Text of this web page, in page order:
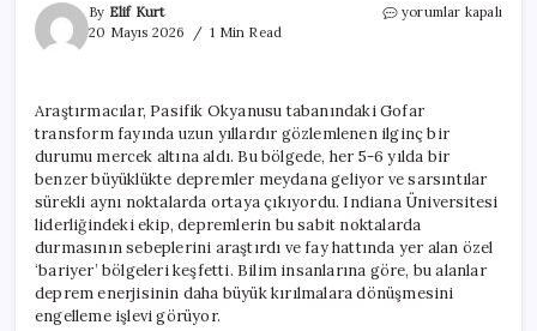
By Elif Kurt
20 Mayıs 2026
1 Min Read
Dev
Ortaya
Çıktı:
Büyük
Sarsıntıları
Durduruyor
için
yorumlar kapalı
Araştırmacılar, Pasifik Okyanusu tabanındaki Gofar
transform fayında uzun yıllardır gözlemlenen ilginç bir
durumu mercek altına aldı. Bu bölgede, her 5-6 yılda bir
benzer büyüklükte depremler meydana geliyor ve sarsıntılar
sürekli aynı noktalarda ortaya çıkıyordu. Indiana Üniversitesi
liderliğindeki ekip, depremlerin bu sabit noktalarda
durmasının sebeplerini araştırdı ve fay hattında yer alan özel
‘bariyer’ bölgeleri keşfetti. Bilim insanlarına göre, bu alanlar
deprem enerjisinin daha büyük kırılmalara dönüşmesini
engelleme işlevi görüyor.